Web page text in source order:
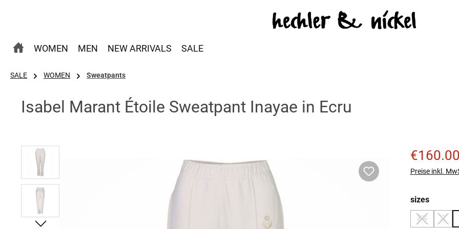
WOMEN MEN NEW ARRIVALS SALE
SALE WOMEN Sweatpants
Isabel Marant Étoile Sweatpant Inayae in Ecru
Bildergalerie überspringen Verkaufspreis:
€160.00
Preise inkl.
sizes
XS
(Diese
S